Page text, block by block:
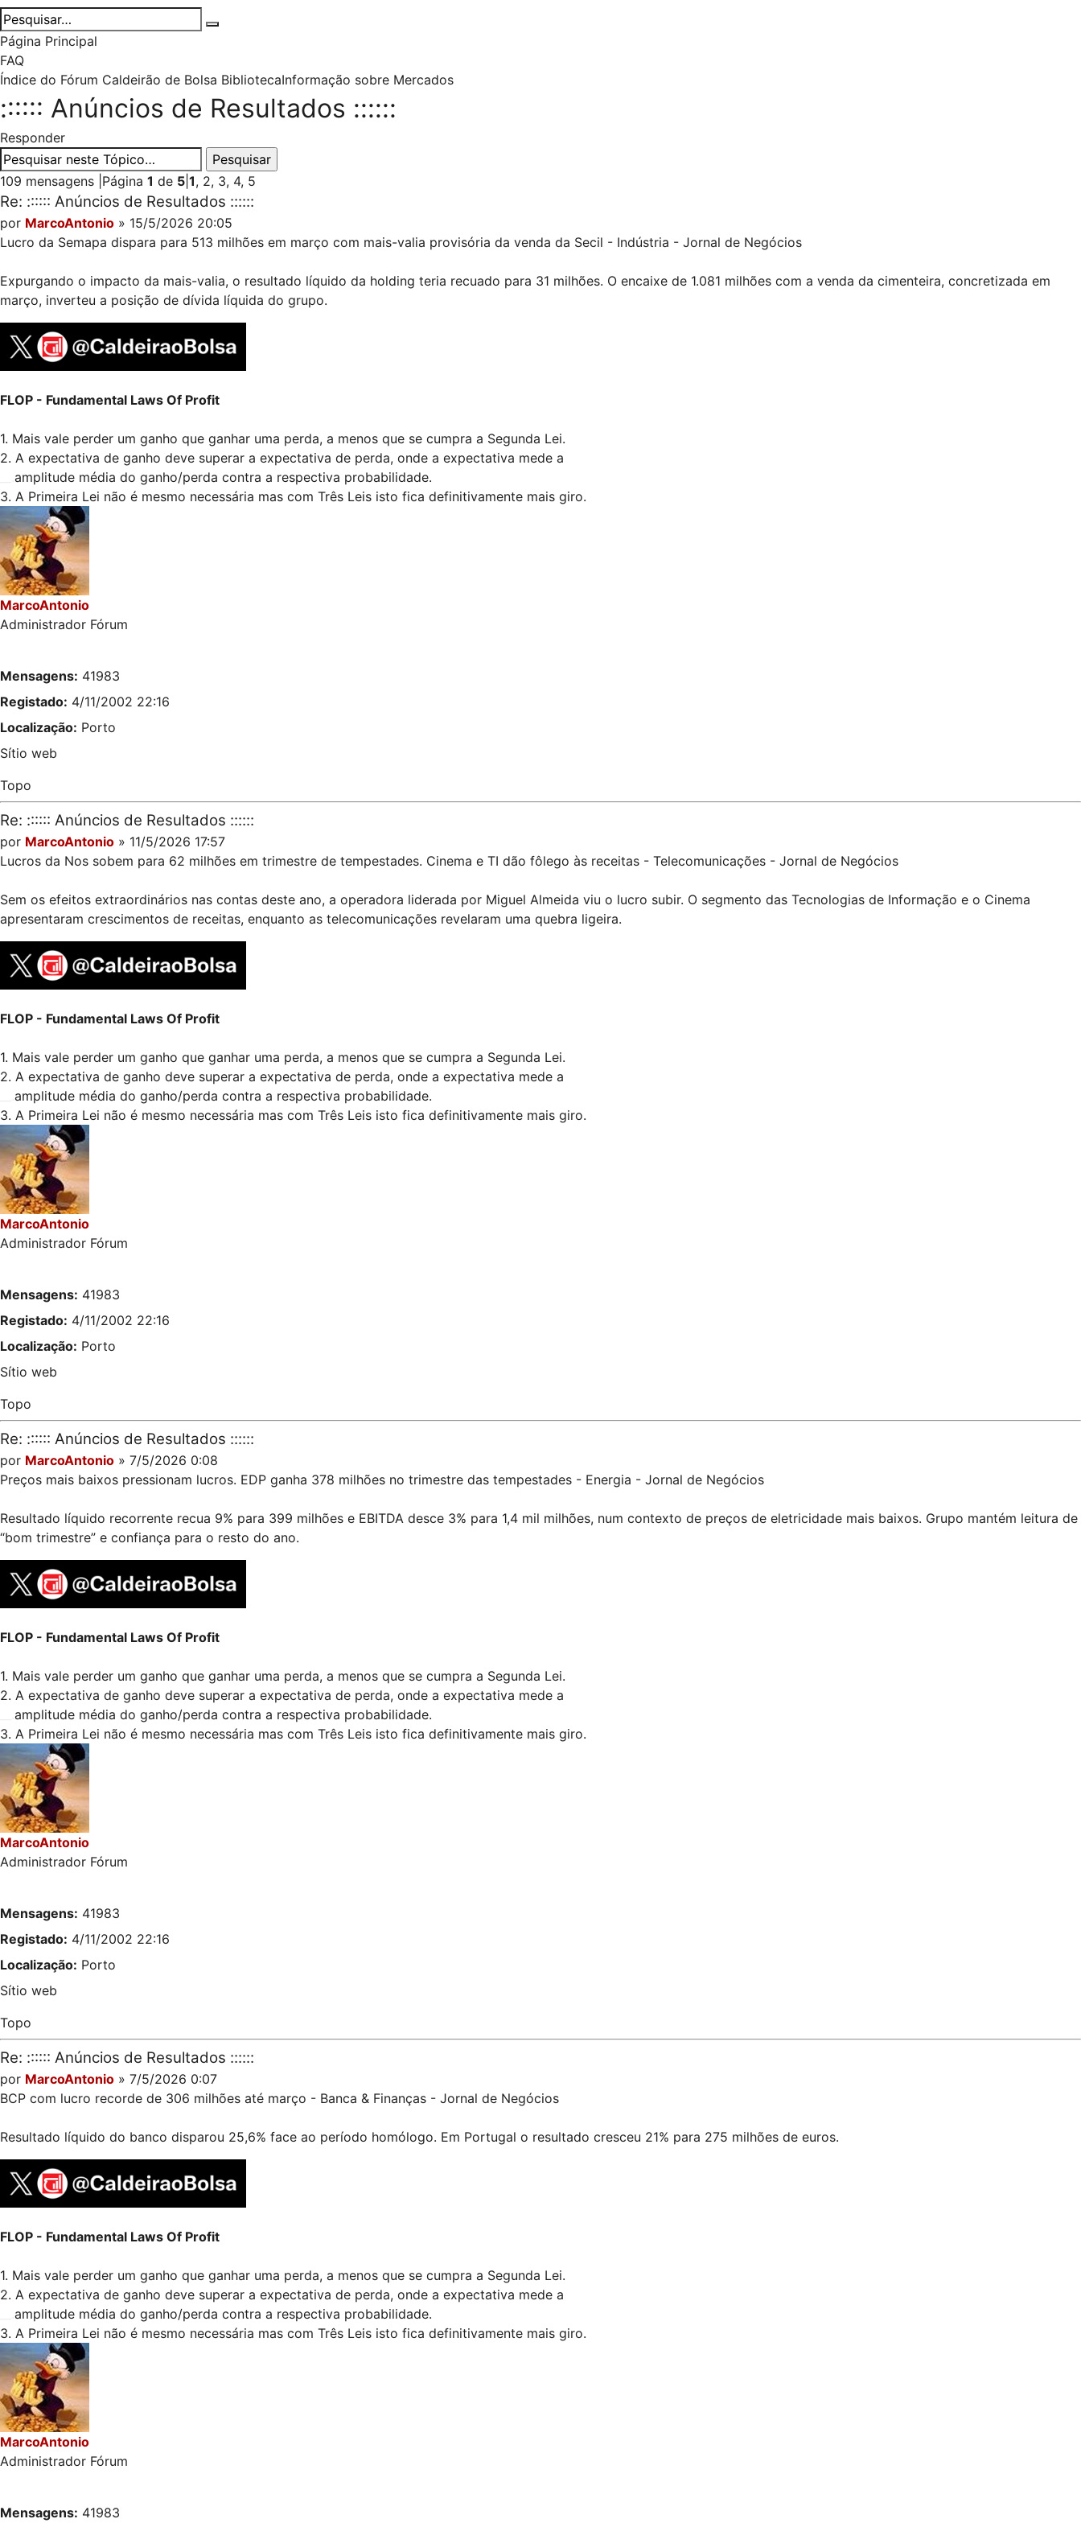
Página Principal
FAQ
Índice do Fórum Caldeirão de Bolsa BibliotecaInformação sobre Mercados
:::::: Anúncios de Resultados ::::::
Responder
109 mensagens Página 1 de 5 1, 2, 3, 4, 5
Re: :::::: Anúncios de Resultados ::::::
por MarcoAntonio » 15/5/2026 20:05
Lucro da Semapa dispara para 513 milhões em março com mais-valia provisória da venda da Secil - Indústria - Jornal de Negócios
Expurgando o impacto da mais-valia, o resultado líquido da holding teria recuado para 31 milhões. O encaixe de 1.081 milhões com a venda da cimenteira, concretizada em
março, inverteu a posição de dívida líquida do grupo.
FLOP - Fundamental Laws Of Profit
1. Mais vale perder um ganho que ganhar uma perda, a menos que se cumpra a Segunda Lei.
2. A expectativa de ganho deve superar a expectativa de perda, onde a expectativa mede a
amplitude média do ganho/perda contra a respectiva probabilidade.
3. A Primeira Lei não é mesmo necessária mas com Três Leis isto fica definitivamente mais giro.
MarcoAntonio
Administrador Fórum
Mensagens: 41983
Registado: 4/11/2002 22:16
Localização: Porto
Sítio web
Topo
Re: :::::: Anúncios de Resultados ::::::
por MarcoAntonio » 11/5/2026 17:57
Lucros da Nos sobem para 62 milhões em trimestre de tempestades. Cinema e TI dão fôlego às receitas - Telecomunicações - Jornal de Negócios
Sem os efeitos extraordinários nas contas deste ano, a operadora liderada por Miguel Almeida viu o lucro subir. O segmento das Tecnologias de Informação e o Cinema
apresentaram crescimentos de receitas, enquanto as telecomunicações revelaram uma quebra ligeira.
FLOP - Fundamental Laws Of Profit
1. Mais vale perder um ganho que ganhar uma perda, a menos que se cumpra a Segunda Lei.
2. A expectativa de ganho deve superar a expectativa de perda, onde a expectativa mede a
amplitude média do ganho/perda contra a respectiva probabilidade.
3. A Primeira Lei não é mesmo necessária mas com Três Leis isto fica definitivamente mais giro.
MarcoAntonio
Administrador Fórum
Mensagens: 41983
Registado: 4/11/2002 22:16
Localização: Porto
Sítio web
Topo
Re: :::::: Anúncios de Resultados ::::::
por MarcoAntonio » 7/5/2026 0:08
Preços mais baixos pressionam lucros. EDP ganha 378 milhões no trimestre das tempestades - Energia - Jornal de Negócios
Resultado líquido recorrente recua 9% para 399 milhões e EBITDA desce 3% para 1,4 mil milhões, num contexto de preços de eletricidade mais baixos. Grupo mantém leitura de
“bom trimestre” e confiança para o resto do ano.
FLOP - Fundamental Laws Of Profit
1. Mais vale perder um ganho que ganhar uma perda, a menos que se cumpra a Segunda Lei.
2. A expectativa de ganho deve superar a expectativa de perda, onde a expectativa mede a
amplitude média do ganho/perda contra a respectiva probabilidade.
3. A Primeira Lei não é mesmo necessária mas com Três Leis isto fica definitivamente mais giro.
MarcoAntonio
Administrador Fórum
Mensagens: 41983
Registado: 4/11/2002 22:16
Localização: Porto
Sítio web
Topo
Re: :::::: Anúncios de Resultados ::::::
por MarcoAntonio » 7/5/2026 0:07
BCP com lucro recorde de 306 milhões até março - Banca & Finanças - Jornal de Negócios
Resultado líquido do banco disparou 25,6% face ao período homólogo. Em Portugal o resultado cresceu 21% para 275 milhões de euros.
FLOP - Fundamental Laws Of Profit
1. Mais vale perder um ganho que ganhar uma perda, a menos que se cumpra a Segunda Lei.
2. A expectativa de ganho deve superar a expectativa de perda, onde a expectativa mede a
amplitude média do ganho/perda contra a respectiva probabilidade.
3. A Primeira Lei não é mesmo necessária mas com Três Leis isto fica definitivamente mais giro.
MarcoAntonio
Administrador Fórum
Mensagens: 41983